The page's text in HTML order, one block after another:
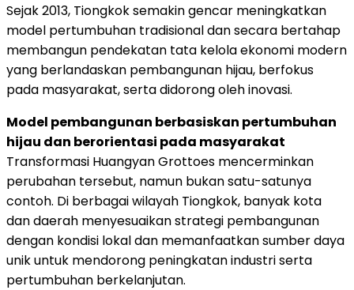
Sejak 2013, Tiongkok semakin gencar meningkatkan
model pertumbuhan tradisional dan secara bertahap
membangun pendekatan tata kelola ekonomi modern
yang berlandaskan pembangunan hijau, berfokus
pada masyarakat, serta didorong oleh inovasi.
Model pembangunan berbasiskan pertumbuhan
hijau dan berorientasi pada masyarakat
Transformasi Huangyan Grottoes mencerminkan
perubahan tersebut, namun bukan satu-satunya
contoh. Di berbagai wilayah Tiongkok, banyak kota
dan daerah menyesuaikan strategi pembangunan
dengan kondisi lokal dan memanfaatkan sumber daya
unik untuk mendorong peningkatan industri serta
pertumbuhan berkelanjutan.